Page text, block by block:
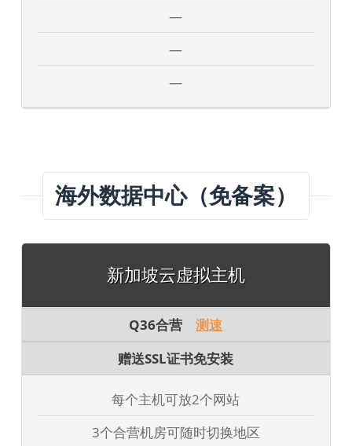
—
—
—
海外数据中心（免备案）
新加坡云虚拟主机
Q36合营测速
赠送SSL证书免安装
每个主机可放2个网站
3个合营机房可随时切换地区